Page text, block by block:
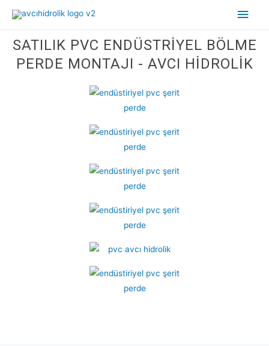
SATILIK PVC ENDÜSTRIYEL BÖLME
PERDE MONTAJI - AVCI HIDROLIK